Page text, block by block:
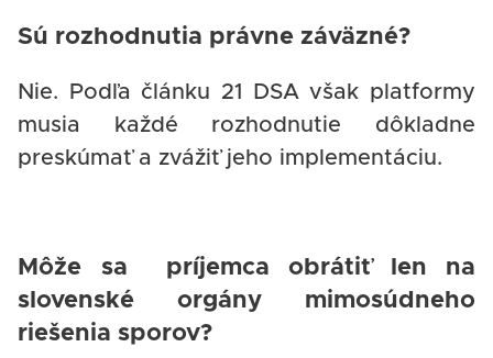
Sú rozhodnutia právne záväzné?
Nie. Podľa článku 21 DSA však platformy
musia každé rozhodnutie dôkladne
preskúmať a zvážiť jeho implementáciu.
Môže sa príjemca obrátiť len na
slovenské orgány mimosúdneho
riešenia sporov?